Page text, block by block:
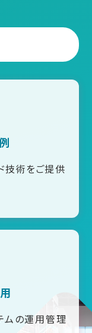
技術をご提供
ムの運用管理